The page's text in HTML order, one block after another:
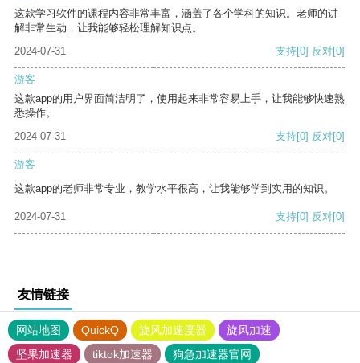
这款学习软件的课程内容非常丰富，涵盖了各个学科的知识。老师的讲
解非常生动，让我能够轻松理解知识点。
2024-07-31
支持[0] 反对[0]
游客
这款app的用户界面简洁明了，使用起来非常容易上手，让我能够快速熟
悉操作。
2024-07-31
支持[0] 反对[0]
游客
这款app的老师非常专业，教学水平很高，让我能够学到实用的知识。
2024-07-31 支持[0] 反对[0]
友情链接
网站地图 QuickQ 旋风加速度器
旋风加速
坚果加速器
tiktok加速器
狗急加速器官网